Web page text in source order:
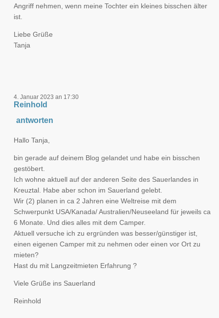
Angriff nehmen, wenn meine Tochter ein kleines bisschen älter
ist.
Liebe Grüße
Tanja
4. Januar 2023 an 17:30
Reinhold
antworten
Hallo Tanja,
bin gerade auf deinem Blog gelandet und habe ein bisschen
gestöbert.
Ich wohne aktuell auf der anderen Seite des Sauerlandes in
Kreuztal. Habe aber schon im Sauerland gelebt.
Wir (2) planen in ca 2 Jahren eine Weltreise mit dem
Schwerpunkt USA/Kanada/ Australien/Neuseeland für jeweils ca
6 Monate. Und dies alles mit dem Camper.
Aktuell versuche ich zu ergründen was besser/günstiger ist,
einen eigenen Camper mit zu nehmen oder einen vor Ort zu
mieten?
Hast du mit Langzeitmieten Erfahrung ?
Viele Grüße ins Sauerland
Reinhold